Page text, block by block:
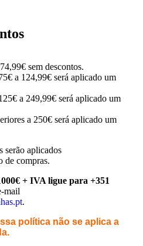
sem descontos.
a 124,99€ será aplicado um
a 249,99€ será aplicado um
a 250€ será aplicado um
serão aplicados
de compras.
+ IVA ligue para +351
mail
.
política não se aplica a